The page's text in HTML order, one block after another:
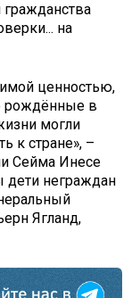
гражданства
на
ценностью,
рождённые в
могли
к стране», –
Сейма Инесе
дети неграждан
Ягланд,